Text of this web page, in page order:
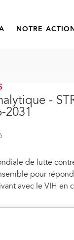
NOTRE ACTION
-
2031
de lutte
pour
avec le VIH en